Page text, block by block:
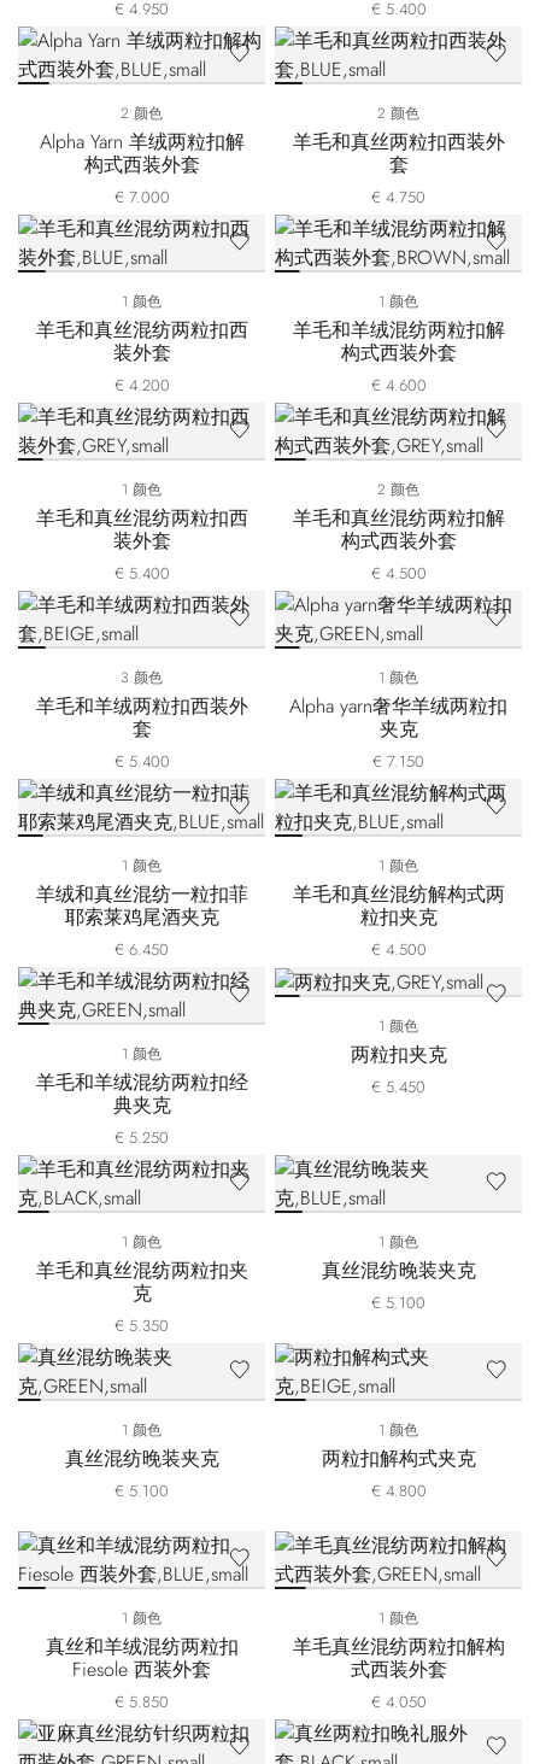
€ 4.950 € 5.400
2 颜色
Alpha Yarn 羊绒两粒扣解
构式西装外套
€ 7.000
2 颜色
羊毛和真丝两粒扣西装外
套
€ 4.750
1 颜色
羊毛和真丝混纺两粒扣西
装外套
€ 4.200
1 颜色
羊毛和羊绒混纺两粒扣解
构式西装外套
€ 4.600
1 颜色
羊毛和真丝混纺两粒扣西
装外套
€ 5.400
2 颜色
羊毛和真丝混纺两粒扣解
构式西装外套
€ 4.500
3 颜色
羊毛和羊绒两粒扣西装外
套
€ 5.400
1 颜色
Alpha yarn奢华羊绒两粒扣
夹克
€ 7.150
1 颜色
羊绒和真丝混纺一粒扣菲
耶索莱鸡尾酒夹克
€ 6.450
1 颜色
羊毛和真丝混纺解构式两
粒扣夹克
€ 4.500
1 颜色
羊毛和羊绒混纺两粒扣经
典夹克
€ 5.250
1 颜色
两粒扣夹克
€ 5.450
1 颜色
羊毛和真丝混纺两粒扣夹
克
€ 5.350
1 颜色
真丝混纺晚装夹克
€ 5.100
1 颜色
真丝混纺晚装夹克
€ 5.100
1 颜色
两粒扣解构式夹克
€ 4.800
1 颜色
真丝和羊绒混纺两粒扣
Fiesole 西装外套
€ 5.850
1 颜色
羊毛真丝混纺两粒扣解构
式西装外套
€ 4.050